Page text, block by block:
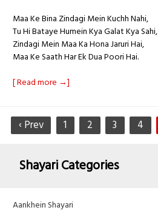
Maa Ke Bina Zindagi Mein Kuchh Nahi,
Tu Hi Bataye Humein Kya Galat Kya Sahi,
Zindagi Mein Maa Ka Hona Jaruri Hai,
Maa Ke Saath Har Ek Dua Poori Hai.
[ Read more →]
‹ Prev 1 2 3 4
Shayari Categories
Aankhein Shayari